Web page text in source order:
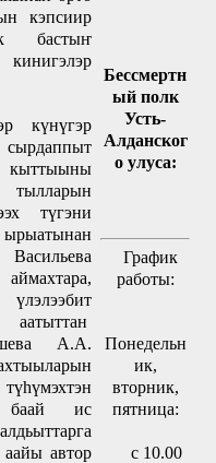
кэпсиир
бастыҥ
күнүгэр
тылларын
түгэни
А.А.
баай ис
аайы автор
Бессмертн
ый полк
Усть-
Алданског
о улуса:
График
работы:
Понедельн
ик,
вторник,
пятница:
с 10.00